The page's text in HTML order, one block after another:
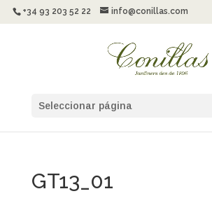
+34 93 203 52 22 info@conillas.com
Seleccionar página
GT13_01